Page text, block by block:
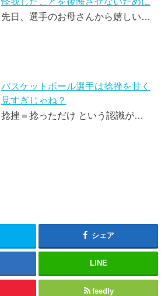
先日、選手のお母さんから嬉しい…
バスケットボール選手は捻挫を甘く
見すぎじゃね？
捻挫＝捻っただけ という認識が…
シェア
LINE
feedly